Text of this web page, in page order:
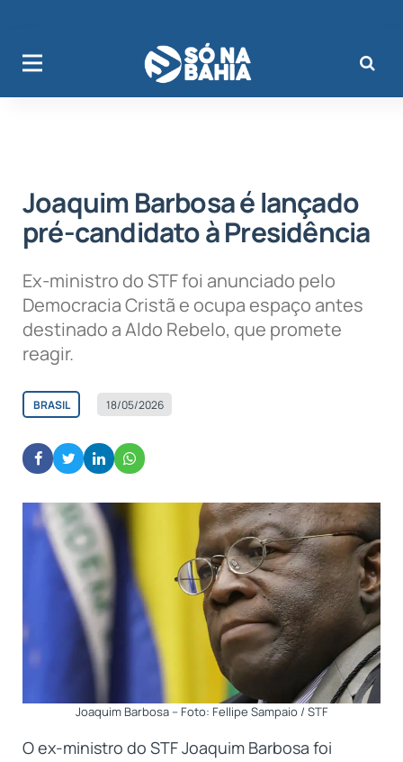
Joaquim Barbosa é lançado
pré-candidato à Presidência
Ex-ministro do STF foi anunciado pelo
Democracia Cristã e ocupa espaço antes
destinado a Aldo Rebelo, que promete
reagir.
BRASIL 18/05/2026
Joaquim Barbosa – Foto: Fellipe Sampaio / STF
O ex-ministro do STF Joaquim Barbosa foi